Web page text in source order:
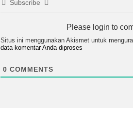
Subscribe
Please login to
Situs ini menggunakan Akismet untuk
data komentar Anda diproses
0 COMMENTS